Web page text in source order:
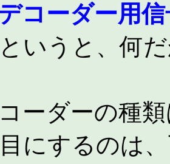
コーダー用
いうと、何
ーダーの種
にするのは